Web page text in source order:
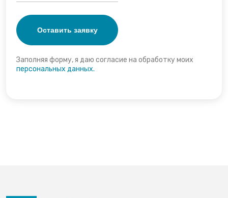
Заполняя форму, я даю согласие на обработку моих
персональных данных.